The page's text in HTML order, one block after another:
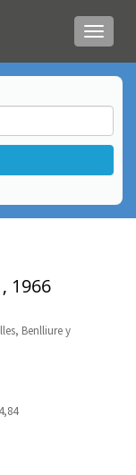
Menú
de
1966
Benlliure y